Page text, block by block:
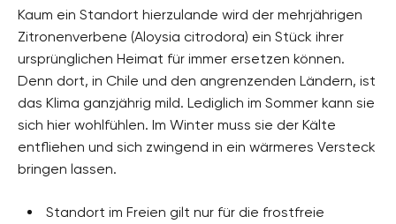
Kalkverträglichkeit
Kalkintolerant
Humus
humusreich
Nein
Eisenkrautgewächse, Verbenaceae
Kaum ein Standort hierzulande wird der mehrjährigen
Zitronenverbene (Aloysia citrodora) ein Stück ihrer
ursprünglichen Heimat für immer ersetzen können.
Denn dort, in Chile und den angrenzenden Ländern, ist
das Klima ganzjährig mild. Lediglich im Sommer kann sie
sich hier wohlfühlen. Im Winter muss sie der Kälte
entfliehen und sich zwingend in ein wärmeres Versteck
bringen lassen.
Standort im Freien gilt nur für die frostfreie